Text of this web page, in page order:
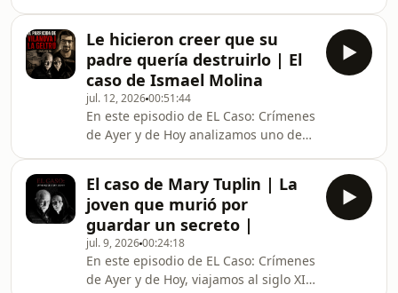
verano, el Real Club Mediterráneo se
convierte en el escenario de una
tragedia inimaginable. Un hombre
acaba con la vida de sus dos cuñados
y de su propia hija, sembrando el
pánico entre quienes se encontraban
en el club.Durante décadas, el caso
permaneció
Le hicieron creer que su
padre quería destruirlo | El
caso de Ismael Molina
jul. 12, 202600:51:44
En este episodio de EL Caso: Crímenes
de Ayer y de Hoy analizamos uno de
española.En 2019, Ismael Molina
acabó con la vida de su padre en
Vilanova i la Geltrú mientras sufría un
grave brote de esquizofrenia
paranoide. Durante la investigación
salió a la luz que el joven había sido
El caso de Mary Tuplin | La
joven que murió por
guardar un secreto |
jul. 9, 202600:24:18
En este episodio de EL Caso: Crímenes
de Ayer y de Hoy, viajamos al siglo XIX